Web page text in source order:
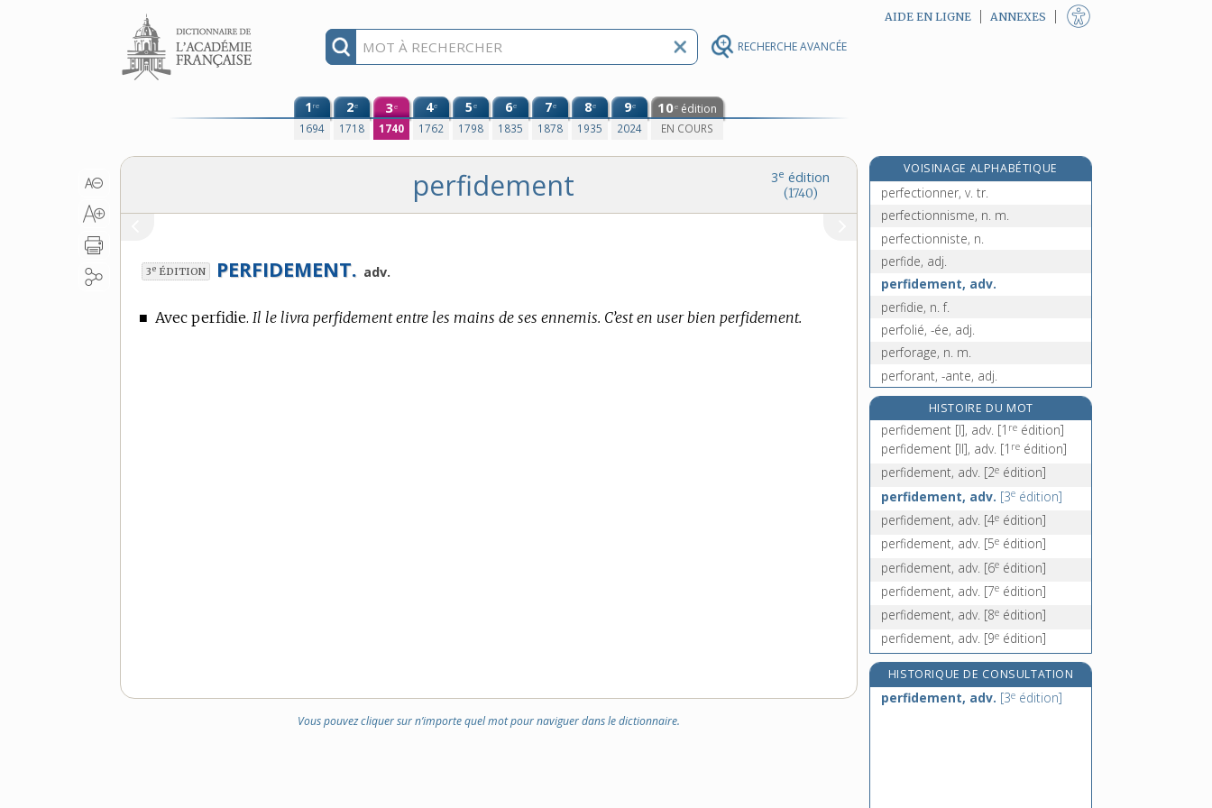
RECHERCHE AVANCÉE
Aller au contenu AIDE EN LIGNE ANNEXES
1re
1694
2e
1718
3e
1740
4e
1762
5e
1798
6e
1835
7e
1878
8e
1935
9e
2024
10e édition
EN COURS
3e édition
(1740)
perfidement
3e ÉDITION PERFIDEMENT. adv.
■ Avec perfidie. Il le livra perfidement entre les mains de ses ennemis. C’est en user bien perfidement.
Vous pouvez cliquer sur n’importe quel mot pour naviguer dans le dictionnaire.
VOISINAGE ALPHABÉTIQUE
perfectionnement, n. m.
perfectionner, v. tr.
perfectionnisme, n. m.
perfectionniste, n.
perfide, adj.
perfidement, adv.
perfidie, n. f.
perfolié, -ée, adj.
perforage, n. m.
perforant, -ante, adj.
perforateur, -trice, adj. et n. f.
perforation, n. f.
perforer, v. tr.
performance, n. f.
performant, -ante, adj.
HISTOIRE DU MOT
perfidement [I], adv. [1 re édition]
perfidement [II], adv. [1 re édition]
perfidement, adv. [2e édition]
perfidement, adv. [3e édition]
perfidement, adv. [4e édition]
perfidement, adv. [5e édition]
perfidement, adv. [6e édition]
perfidement, adv. [7e édition]
perfidement, adv. [8e édition]
perfidement, adv. [9e édition]
HISTORIQUE DE CONSULTATION
perfidement, adv. [3e édition]